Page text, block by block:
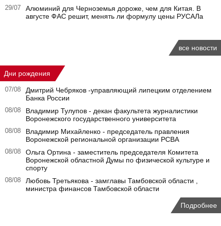
29/07
Алюминий для Черноземья дороже, чем для Китая. В
августе ФАС решит, менять ли формулу цены РУСАЛа
все новости
Дни рождения
07/08
Дмитрий Чебряков -управляющий липецким отделением
Банка России
08/08
Владимир Тулупов - декан факультета журналистики
Воронежского государственного университета
08/08
Владимир Михайленко - председатель правления
Воронежской региональной организации РСВА
08/08
Ольга Ортина - заместитель председателя Комитета
Воронежской областной Думы по физической культуре и
спорту
08/08
Любовь Третьякова - замглавы Тамбовской области ,
министра финансов Тамбовской области
Подробнее